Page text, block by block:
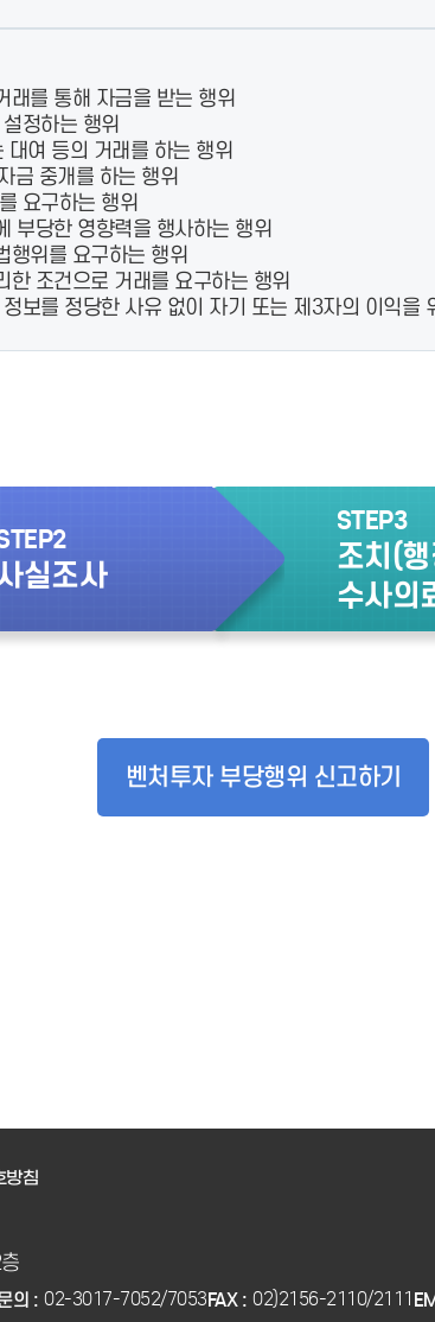
래를 통해 자금을 받는 행위
정하는 행위
여 등의 거래를 하는 행위
금 중개를 하는 행위
요구하는 행위
부당한 영향력을 행사하는 행위
행위를 요구하는 행위
조건으로 거래를 요구하는 행위
보를 정당한 사유 없이 자기 또는 제3자의 이익을
실조사
STEP3
조치(
수사의
벤처투자 부당행위 신고하기
방침
의 : 02-3017-7052/7053FAX : 02)2156-2110/2111